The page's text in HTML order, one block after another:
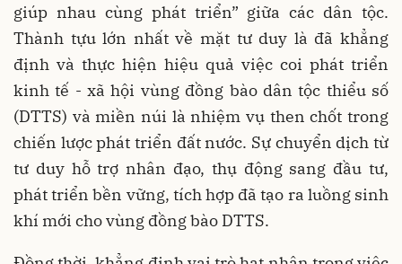
giúp nhau cùng phát triển” giữa các dân tộc.
Thành tựu lớn nhất về mặt tư duy là đã khẳng
định và thực hiện hiệu quả việc coi phát triển
kinh tế - xã hội vùng đồng bào dân tộc thiểu số
(DTTS) và miền núi là nhiệm vụ then chốt trong
chiến lược phát triển đất nước. Sự chuyển dịch từ
tư duy hỗ trợ nhân đạo, thụ động sang đầu tư,
phát triển bền vững, tích hợp đã tạo ra luồng sinh
khí mới cho vùng đồng bào DTTS.